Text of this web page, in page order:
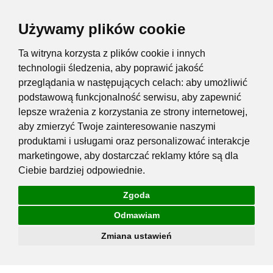
Używamy plików cookie
Ta witryna korzysta z plików cookie i innych
technologii śledzenia, aby poprawić jakość
przeglądania w następujących celach: aby umożliwić
podstawową funkcjonalność serwisu, aby zapewnić
lepsze wrażenia z korzystania ze strony internetowej,
aby zmierzyć Twoje zainteresowanie naszymi
produktami i usługami oraz personalizować interakcje
marketingowe, aby dostarczać reklamy które są dla
Ciebie bardziej odpowiednie.
Zgoda
Odmawiam
Zmiana ustawień